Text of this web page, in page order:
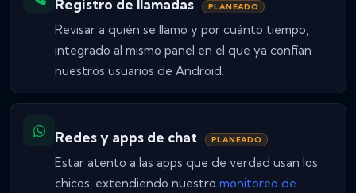
Registro de llamadas PLANEADO
Revisar a quién se llamó y por cuánto tiempo,
integrado al mismo panel en el que ya confían
nuestros usuarios de Android.
Redes y apps de chat PLANEADO
Estar atento a las apps que de verdad usan los
chicos, extendiendo nuestro monitoreo de